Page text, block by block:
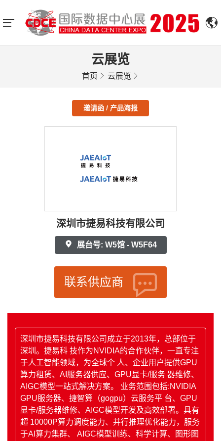
云展览
首页 云展览
邀请函 / 产品海报
深圳市捷易科技有限公司
展台号: W5馆 - W5F64
联系供应商
深圳市捷易科技有限公司成立于2013年，总部位于
深圳。捷易科 技作为NVIDIA的合作伙伴，一直专注
于人工智能领域，为全球个 人、企业用户提供GPU
算力租赁、AI服务器供应、GPU显卡/服务 器维修、
AIGC模型一站式解决方案。 业务范围包括:NVIDIA
GPU服务器、捷智算（gogpu）云服务平 台、GPU
显卡/服务器维修、AIGC模型开发及高效部署。具有
超 10000P算力调度能力、并行推理优化能力，服务
于AI算力集群、 AIGC模型训练、科学计算、图形图